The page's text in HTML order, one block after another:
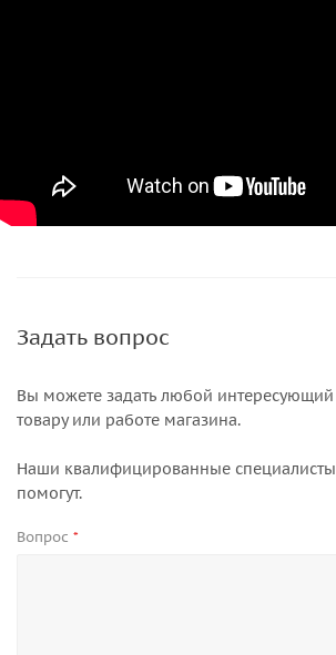
Задать вопрос
Вы можете задать любой интересующий
товару или работе магазина.
Наши квалифицированные специалисты
помогут.
Вопрос *